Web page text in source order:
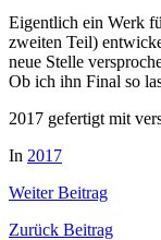
Eigentlich ein Werk
zweiten Teil)
neue Stelle
Ob ich ihn Final so
2017 gefertigt mit
In 2017
WeiterBeitrag
Zurück Beitrag